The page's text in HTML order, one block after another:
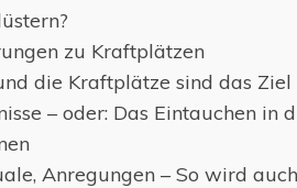
zu Kraftplätzen
die Kraftplätze sind das Ziel
– oder: Das Eintauchen in
Anregungen – So wird